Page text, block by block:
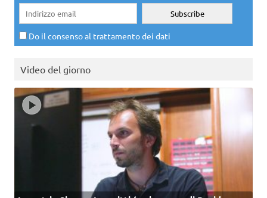
Do il consenso al trattamento dei dati
Video del giorno